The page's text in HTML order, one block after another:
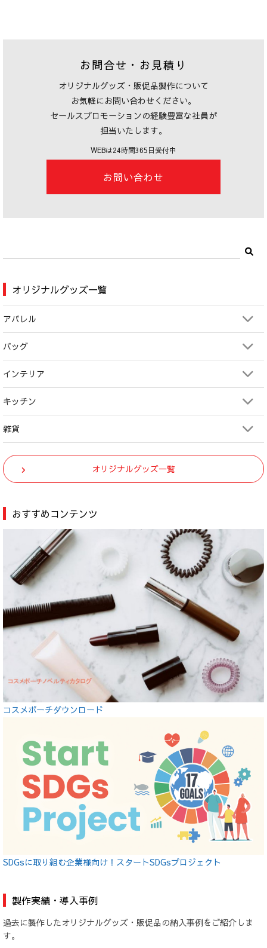
お問合せ・お見積り
オリジナルグッズ・販促品製作について
お気軽にお問い合わせください。
セールスプロモーションの経験豊富な社員が
担当いたします。
WEBは24時間365日受付中
お問い合わせ
オリジナルグッズ一覧
アパレル
バッグ
インテリア
キッチン
雑貨
オリジナルグッズ一覧
おすすめコンテンツ
コスメポーチダウンロード
SDGsに取り組む企業様向け！スタートSDGsプロジェクト
製作実績・導入事例
過去に製作したオリジナルグッズ・販促品の納入事例をご紹介しま
す。